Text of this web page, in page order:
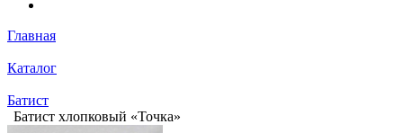
Главная
Каталог
Батист
Батист хлопковый «Точка»